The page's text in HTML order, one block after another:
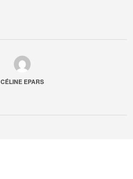
CÉLINE EPARS